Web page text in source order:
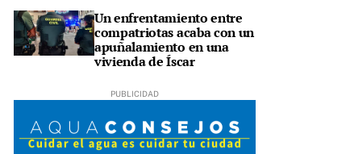
Un enfrentamiento entre
compatriotas acaba con un
apuñalamiento en una
vivienda de Íscar